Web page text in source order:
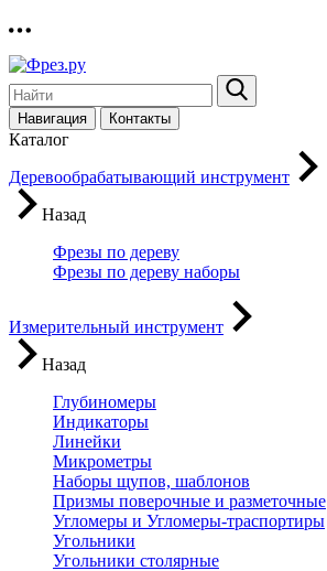
Навигация Контакты
Каталог
Деревообрабатывающий инструмент
Назад
Фрезы по дереву
Фрезы по дереву наборы
Измерительный инструмент
Назад
Глубиномеры
Индикаторы
Линейки
Микрометры
Наборы щупов, шаблонов
Призмы поверочные и разметочные
Угломеры и Угломеры-траспортиры
Угольники
Угольники столярные